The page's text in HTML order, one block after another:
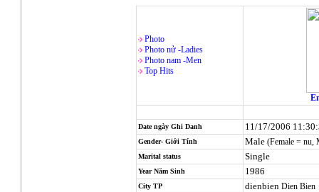
Photo
Photo nử -Ladies
Photo nam -Men
Top Hits
Date ngày Ghi Danh 11/17/2006
Gender- Giới Tính Male (Female = nu,
Marital status Single
Year Năm Sinh 1986
City TP dienbien Dien Bien